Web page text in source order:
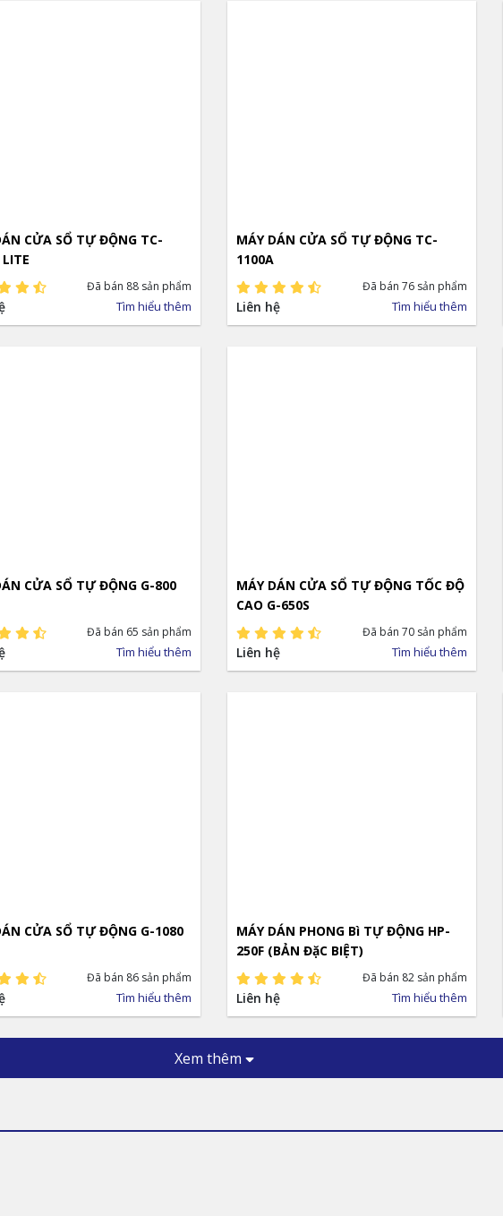
CỬA SỔ TỰ ĐỘNG TC-
Đã bán 88 sản phẩm
Tìm hiểu thêm
MÁY DÁN CỬA SỔ TỰ ĐỘNG TC-
1100A
Đã bán 76 sản phẩm
Liên hệ Tìm hiểu thêm
CỬA SỔ TỰ ĐỘNG G-800
Đã bán 65 sản phẩm
Tìm hiểu thêm
MÁY DÁN CỬA SỔ TỰ ĐỘNG TỐC ĐỘ
CAO G-650S
Đã bán 70 sản phẩm
Liên hệ Tìm hiểu thêm
CỬA SỔ TỰ ĐỘNG G-1080
Đã bán 86 sản phẩm
Tìm hiểu thêm
MÁY DÁN PHONG Bì TỰ ĐỘNG HP-
250F (BẢN ĐặC BIỆT)
Đã bán 82 sản phẩm
Liên hệ Tìm hiểu thêm
Xem thêm